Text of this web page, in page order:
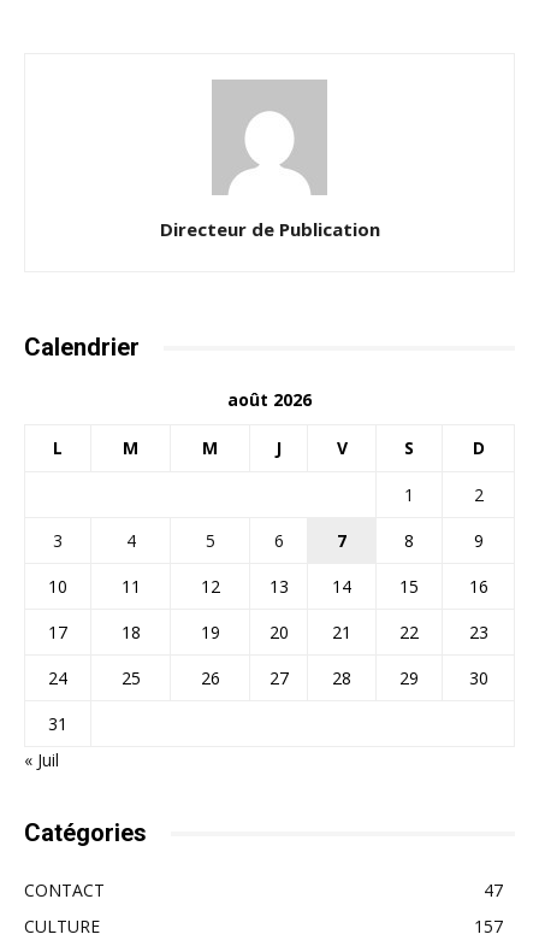
Directeur de Publication
Calendrier
août 2026
L M M J V S D
1
2
3
4 5 6 7 8
9
10
11 12 13 14 15
16
17
18 19 20 21 22
23
24
25 26 27 28 29
30
31
« Juil
Catégories
CONTACT
47
CULTURE
157